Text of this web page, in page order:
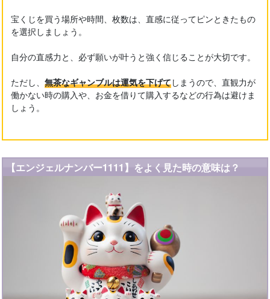
宝くじを買う場所や時間、枚数は、直感に従ってピンときたもの
を選択しましょう。
自分の直感力と、必ず願いが叶うと強く信じることが大切です。
ただし、無茶なギャンブルは運気を下げてしまうので、直観力が
働かない時の購入や、お金を借りて購入するなどの行為は避けま
しょう。
【エンジェルナンバー1111】をよく見た時の意味は？